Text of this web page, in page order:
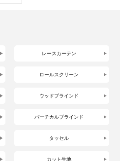
レースカーテン
ロールスクリーン
ウッドブラインド
バーチカルブラインド
タッセル
カット生地